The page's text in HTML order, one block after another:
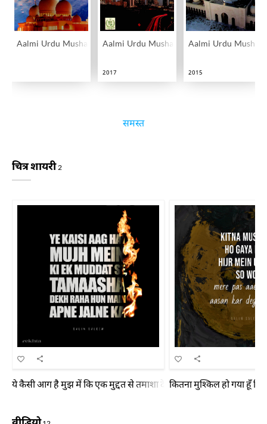
Aalmi Urdu Mushaira AbudahbiAalmi Urdu Mushaira Abudahbi
2017
Aalmi Urdu
2015
समस्त
चित्र शायरी2
ये कैसी आग है मुझ में कि एक मुद्दत से तमाशा देख रहा हूँ मैं अपने जलने का
कितना मुश्किल हो गया हूँ